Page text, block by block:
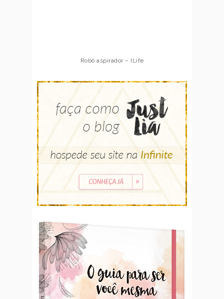
Robô aspirador – ILife